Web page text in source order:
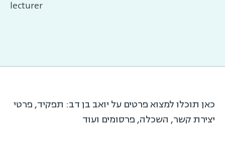
lecturer
כאן תוכלו למצוא פרטים על יואב בן דב: תפקיד, פרטי
יצירת קשר, השכלה, פרסומים ועוד